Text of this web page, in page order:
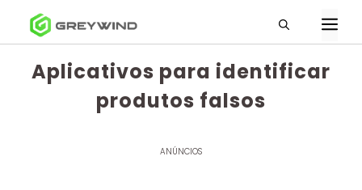
conteúdoAplicativos para identificar
produtos falsos
ANÚNCIOS